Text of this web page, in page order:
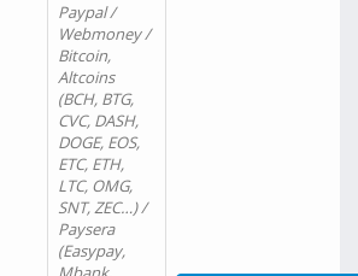
Paypal /
Webmoney /
Bitcoin,
Altcoins
(BCH, BTG,
CVC, DASH,
DOGE, EOS,
ETC, ETH,
LTC, OMG,
SNT, ZEC…) /
Paysera
(Easypay,